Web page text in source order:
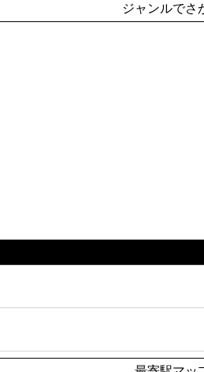
ジャンルでさ